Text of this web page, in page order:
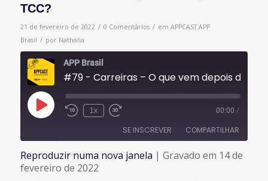
TCC?
21 de fevereiro de 2022 / 0 Comentários / em APPCAST APP
Brasil / por Nathalia
APP Brasil
Reproduzir
episódio
1x 00:00 /
SE INSCREVER COMPARTILHAR
FEED RSS
COMPARTILHAR
Reproduzir numa nova janela | Gravado em 14 de
fevereiro de 2022